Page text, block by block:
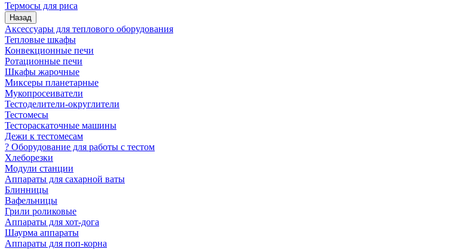
Термосы для риса
Назад
Аксессуары для теплового оборудования
Тепловые шкафы
Конвекционные печи
Ротационные печи
Шкафы жарочные
Миксеры планетарные
Мукопросеиватели
Тестоделители-округлители
Тестомесы
Тестораскаточные машины
Дежи к тестомесам
? Оборудование для работы с тестом
Хлеборезки
Модули станции
Аппараты для сахарной ваты
Блинницы
Вафельницы
Грили роликовые
Аппараты для хот-дога
Шаурма аппараты
Аппараты для поп-корна